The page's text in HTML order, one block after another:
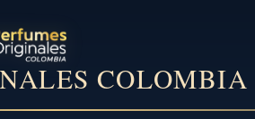
COLOMBIA